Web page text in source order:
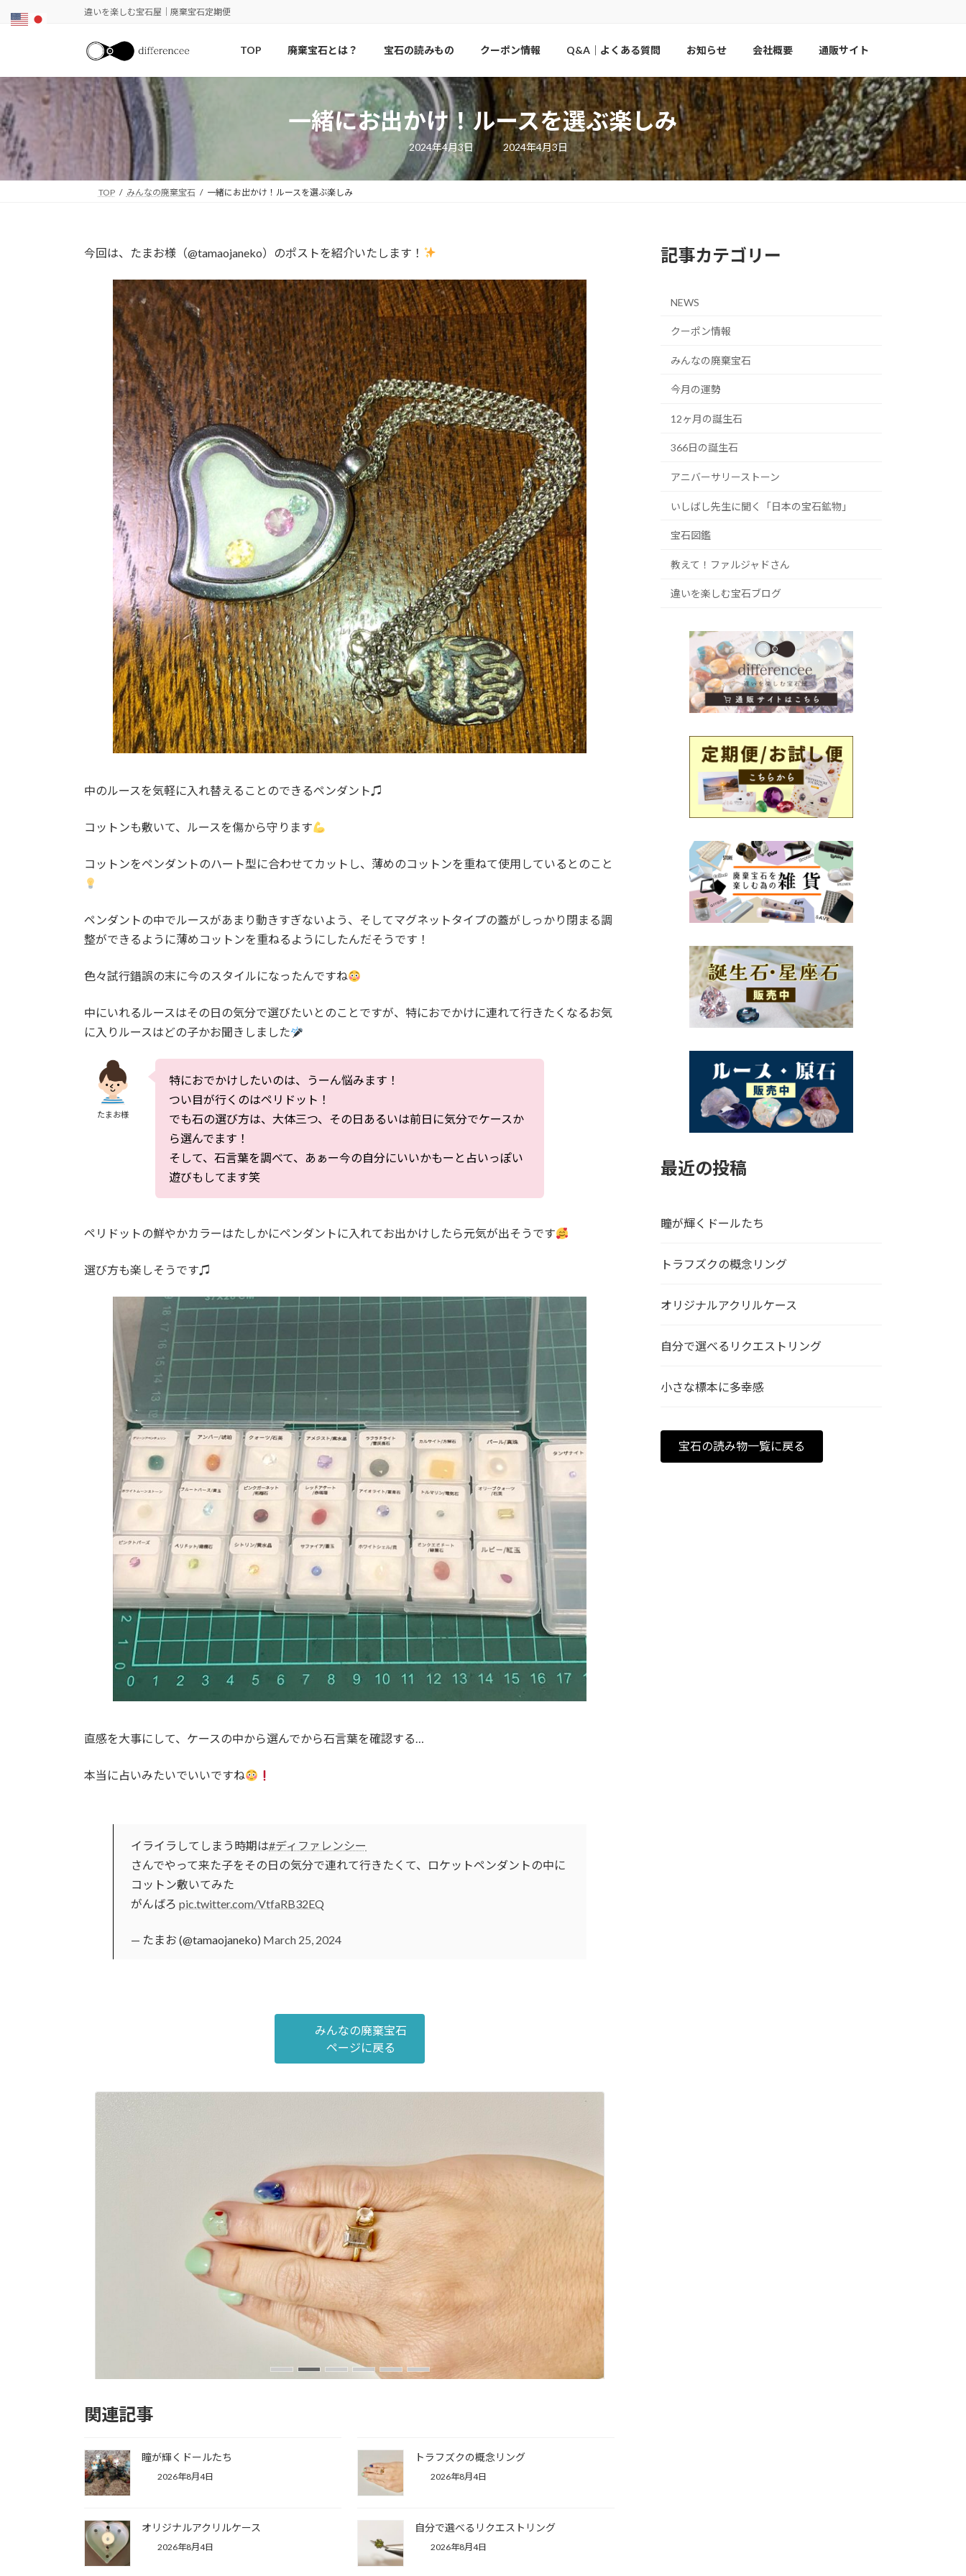
ツ
へ
ス
キ
ッ
プ
シ
ョ
ン
に
移
動
違いを楽しむ宝石屋｜廃棄宝石定期便
TOP 廃棄宝石とは？ 宝石の読みもの クーポン情報 Q&A｜よくある質問 お知らせ 会社概要 通販サイト
一緒にお出かけ！ルースを選ぶ楽しみ
2024年4月3日
最
終
更
新
2024年4月3日
TOP みんなの廃棄宝石 一緒にお出かけ！ルースを選ぶ楽しみ
今回は、たまお様（@tamaojaneko）のポストを紹介いたします！
中のルースを気軽に入れ替えることのできるペンダント♫
コットンも敷いて、ルースを傷から守ります
コットンをペンダントのハート型に合わせてカットし、薄めのコットンを重ねて使用しているとのこと
ペンダントの中でルースがあまり動きすぎないよう、そしてマグネットタイプの蓋がしっかり閉まる調
整ができるように薄めコットンを重ねるようにしたんだそうです！
色々試行錯誤の末に今のスタイルになったんですね
中にいれるルースはその日の気分で選びたいとのことですが、特におでかけに連れて行きたくなるお気
に入りルースはどの子かお聞きしました
たまお様
特におでかけしたいのは、うーん悩みます！
つい目が行くのはペリドット！
でも石の選び方は、大体三つ、その日あるいは前日に気分でケースか
ら選んでます！
そして、石言葉を調べて、あぁー今の自分にいいかもーと占いっぽい
遊びもしてます笑
ペリドットの鮮やかカラーはたしかにペンダントに入れてお出かけしたら元気が出そうです
選び方も楽しそうです♫
直感を大事にして、ケースの中から選んでから石言葉を確認する…
本当に占いみたいでいいですね
イライラしてしまう時期は#ディファレンシー
さんでやって来た子をその日の気分で連れて行きたくて、ロケットペンダントの中に
コットン敷いてみた
がんばろ pic.twitter.com/VtfaRB32EQ
— たまお (@tamaojaneko) March 25, 2024
みんなの廃棄宝石
ページに戻る
関連記事
瞳が輝くドールたち
2026年8月4日
トラフズクの概念リング
2026年8月4日
オリジナルアクリルケース
2026年8月4日
自分で選べるリクエストリング
2026年8月4日
記事カテゴリー
NEWS
クーポン情報
みんなの廃棄宝石
今月の運勢
12ヶ月の誕生石
366日の誕生石
アニバーサリーストーン
いしばし先生に聞く「日本の宝石鉱物」
宝石図鑑
教えて！ファルジャドさん
違いを楽しむ宝石ブログ
最近の投稿
瞳が輝くドールたち
トラフズクの概念リング
オリジナルアクリルケース
自分で選べるリクエストリング
小さな標本に多幸感
宝石の読み物一覧に戻る